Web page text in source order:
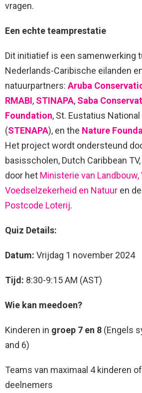
vragen.
Een echte teamprestatie
Dit initiatief is een samenwerking
Nederlands-Caribische eilanden en
natuurpartners: Aruba
RMABI, STINAPA, Saba
Foundation, St. Eustatius
(STENAPA), en the Nature
Het project wordt ondersteund
basisscholen, Dutch Caribbean
door het Ministerie van Landbouw,
Voedselzekerheid en Natuur en de
Postcode Loterij.
Quiz Details:
Datum: Vrijdag 1 november 2024
Tijd: 8:30-9:15 AM (AST)
Wie kan meedoen?
Kinderen in groep 7 en 8 (Engels
and 6)
Teams van maximaal 4 kinderen
deelnemers